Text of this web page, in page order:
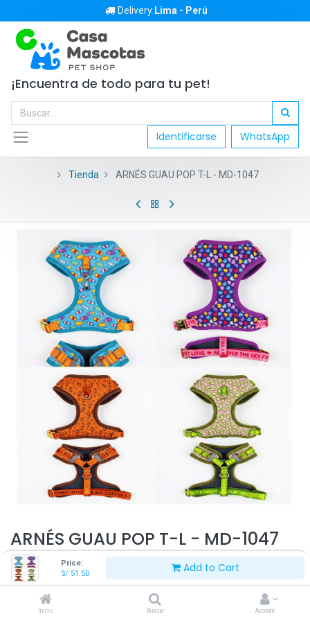
Price:
S/ 51.50 Add to Cart
Inicio Buscar Account
Delivery Lima - Perú
¡Encuentra de todo para tu pet!
Identificarse WhatsApp
Tienda ARNÉS GUAU POP T-L - MD-1047
ARNÉS GUAU POP T-L - MD-1047
S/51.50